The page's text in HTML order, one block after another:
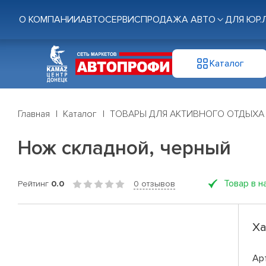
О КОМПАНИИАВТОСЕРВИСПРОДАЖА АВТО ДЛЯ
Каталог
Главная Каталог ТОВАРЫ ДЛЯ АКТИВНОГО ОТДЫХА
Нож складной, черный
Рейтинг 0.0 0 отзывов Товар в